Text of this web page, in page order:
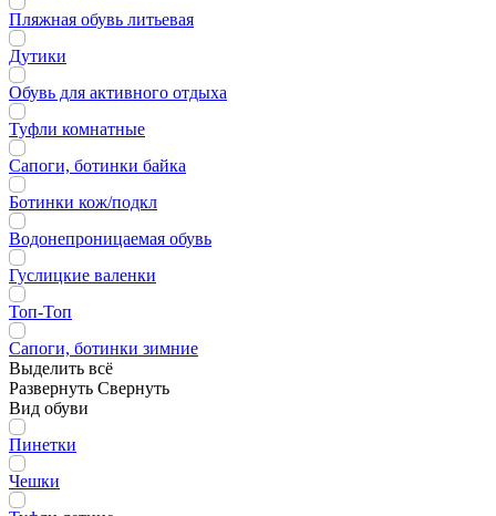
Пляжная обувь литьевая
Дутики
Обувь для активного отдыха
Туфли комнатные
Сапоги, ботинки байка
Ботинки кож/подкл
Водонепроницаемая обувь
Гуслицкие валенки
Топ-Топ
Сапоги, ботинки зимние
Выделить всё
Развернуть Свернуть
Вид обуви
Пинетки
Чешки